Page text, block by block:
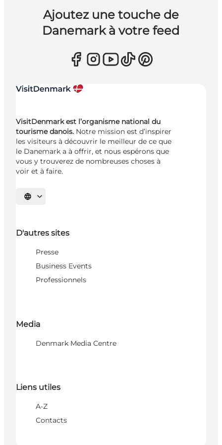
Ajoutez une touche de
Danemark à votre feed
VisitDenmark est l’organisme national du
tourisme danois. Notre mission est d’inspirer
les visiteurs à découvrir le meilleur de ce que
le Danemark a à offrir, et nous espérons que
vous y trouverez de nombreuses choses à
voir et à faire.
Choisissez la langue
D'autres sites
Presse
Business Events
Professionnels
Media
Denmark Media Centre
Liens utiles
A-Z
Contacts